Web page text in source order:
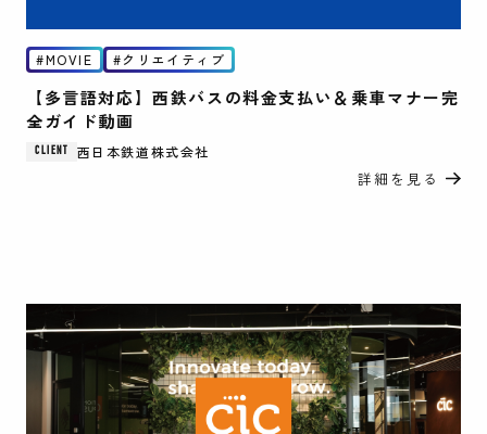
MOVIE クリエイティブ
【多言語対応】西鉄バスの料金支払い＆乗車マナー完
全ガイド動画
CLIENT 西日本鉄道株式会社
詳細を見る